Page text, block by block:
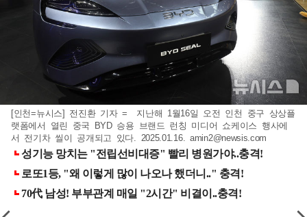
[인천=뉴시스] 전진환 기자 = 지난해 1월16일 오전 인천 중구 상상플
랫폼에서 열린 중국 BYD 승용 브랜드 런칭 미디어 쇼케이스 행사에
서 전기차 씰이 공개되고 있다. 2025.01.16. amin2@newsis.com